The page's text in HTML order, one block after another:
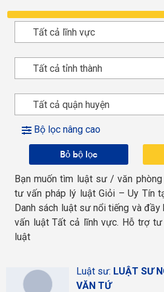
Tất cả lĩnh vực
Tất cả tỉnh thành
Tất cả quận huyện
Bộ lọc nâng cao
Bỏ bộ lọc
Bạn muốn tìm luật sư / văn
tư vấn pháp lý luật Giỏi – Uy Tín
Danh sách luật sư nổi tiếng và đầy
vấn luật Tất cả lĩnh vực. Hỗ trợ
luật
Luật sư: LUẬT SƯ
VĂN TỨ